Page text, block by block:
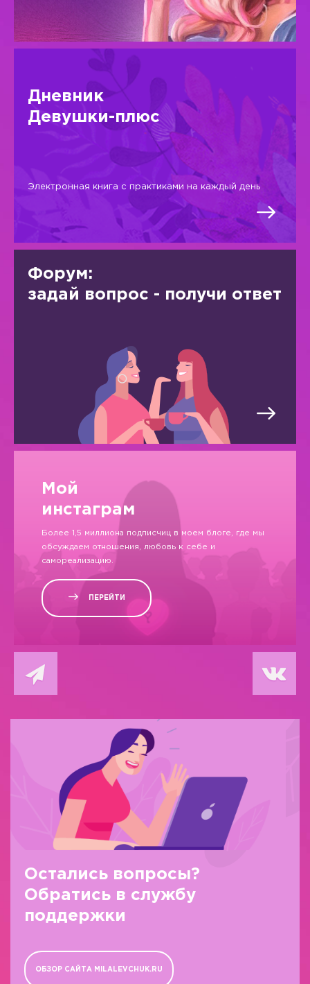
Дневник
Девушки-плюс
Электронная книга с практиками на каждый день
Форум:
задай вопрос - получи ответ
Мой
инстаграм
Более 1,5 миллиона подписчиц в моем блоге, где мы
обсуждаем отношения, любовь к себе и
самореализацию.
ПЕРЕЙТИ
Остались вопросы?
Обратись в службу
поддержки
ОБЗОР САЙТА MILALEVCHUK.RU